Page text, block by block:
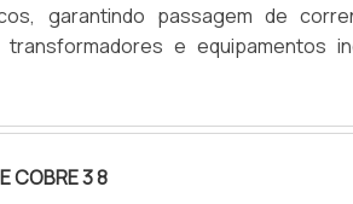
garantindo passagem de
e equipamentos
com terminais em latão ou cobre,
e excelência. Para
Formato (chata ou
(Largura, Espessura,
COBRE 3 8